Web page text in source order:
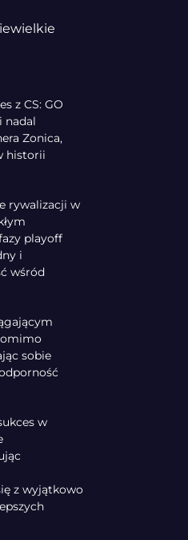
z CS: GO
nadal
Zonica,
historii
rywalizacji w
playoff
i
wśród
sobie
w
z wyjątkowo